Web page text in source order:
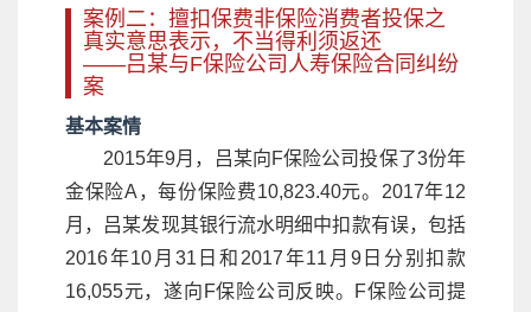
案例二：擅扣保费非保险消费者投保之
真实意思表示，不当得利须返还
——吕某与F保险公司人寿保险合同纠纷
案
基本案情
2015年9月，吕某向F保险公司投保了3份年
金保险A，每份保险费10,823.40元。2017年12
月，吕某发现其银行流水明细中扣款有误，包括
2016年10月31日和2017年11月9日分别扣款
16,055元，遂向F保险公司反映。F保险公司提